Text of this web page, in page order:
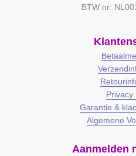
BTW nr:
Privacy
Garantie &
Algemene
Aanmelden